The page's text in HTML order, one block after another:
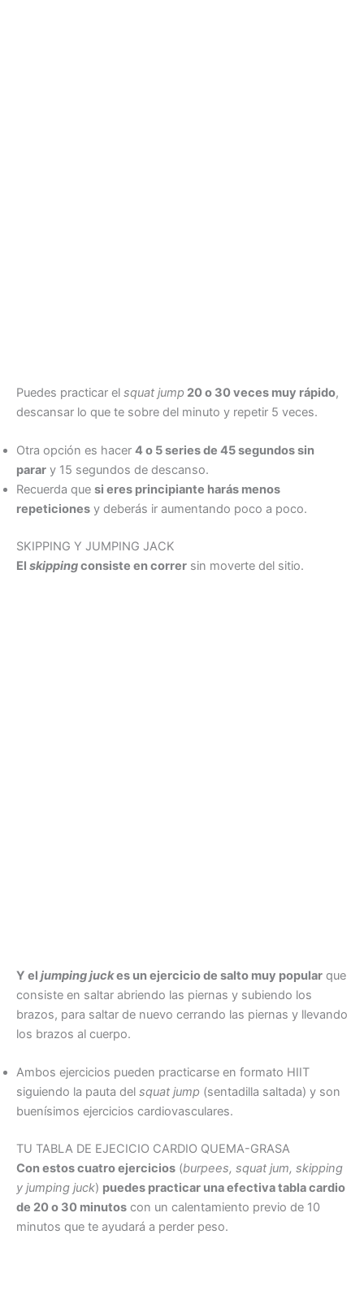
Puedes practicar el squat jump 20 o 30 veces muy rápido,
descansar lo que te sobre del minuto y repetir 5 veces.
Otra opción es hacer 4 o 5 series de 45 segundos sin
parar y 15 segundos de descanso.
Recuerda que si eres principiante harás menos
repeticiones y deberás ir aumentando poco a poco.
SKIPPING Y JUMPING JACK
El skippingconsiste en correr sin moverte del sitio.
Y el jumping juckes un ejercicio de salto muy popular que
consiste en saltar abriendo las piernas y subiendo los
brazos, para saltar de nuevo cerrando las piernas y llevando
los brazos al cuerpo.
Ambos ejercicios pueden practicarse en formato HIIT
siguiendo la pauta del squat jump (sentadilla saltada) y son
buenísimos ejercicios cardiovasculares.
TU TABLA DE EJECICIO CARDIO QUEMA-GRASA
Con estos cuatro ejercicios (burpees, squat jum, skipping
y jumping juck) puedes practicar una efectiva tabla cardio
de 20 o 30 minutos con un calentamiento previo de 10
minutos que te ayudará a perder peso.